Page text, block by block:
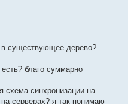
в существующее дерево?
благо суммарно
схема синхронизации на
серверах? я так понимаю